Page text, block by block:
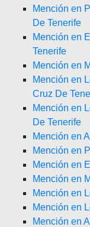
Mención en
De Tenerife
Mención en
Tenerife
Mención en
Mención en
Cruz De
Mención en
De Tenerife
Mención en
Mención en
Mención en
Mención en
Mención en
Mención en
Mención en